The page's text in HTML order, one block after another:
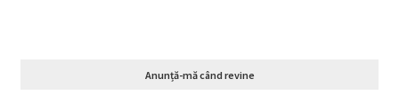
Anunță-mă când revine